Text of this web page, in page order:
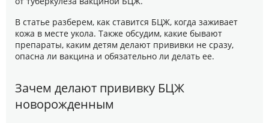
В статье разберем, как ставится БЦЖ, когда заживает
кожа в месте укола. Также обсудим, какие бывают
препараты, каким детям делают прививки не сразу,
опасна ли вакцина и обязательно ли делать ее.
Зачем делают прививку БЦЖ
новорожденным